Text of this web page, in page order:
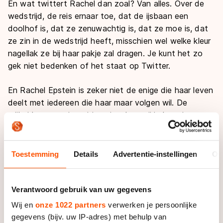
Toestemming Details Advertentie-instellingen
Verantwoord gebruik van uw gegevens
Wij en onze 1022 partners verwerken je persoonlijke
gegevens (bijv. uw IP-adres) met behulp van
En wat twittert Rachel dan zoal? Van alles. Over de
wedstrijd, de reis ernaar toe, dat de ijsbaan een
doolhof is, dat ze zenuwachtig is, dat ze moe is, dat
ze zin in de wedstrijd heeft, misschien wel welke kleur
nagellak ze bij haar pakje zal dragen. Je kunt het zo
gek niet bedenken of het staat op Twitter.
En Rachel Epstein is zeker niet de enige die haar leven
deelt met iedereen die haar maar volgen wil. De
vrijheid van meningsuiting viert hoogtij in het nieuwe
mediatijdperk. Kun je dan werkelijk al je belevenissen en
ideeën publiekelijk delen? Misschien. In ieder geval
heeft de ISU inmiddels een guidelineopgesteld.
jurybeoordeling. Hij werd door zijn bond op het matje
geroepen en een relletje werd in de kiem gesmoord.